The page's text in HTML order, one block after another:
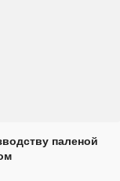
паленой